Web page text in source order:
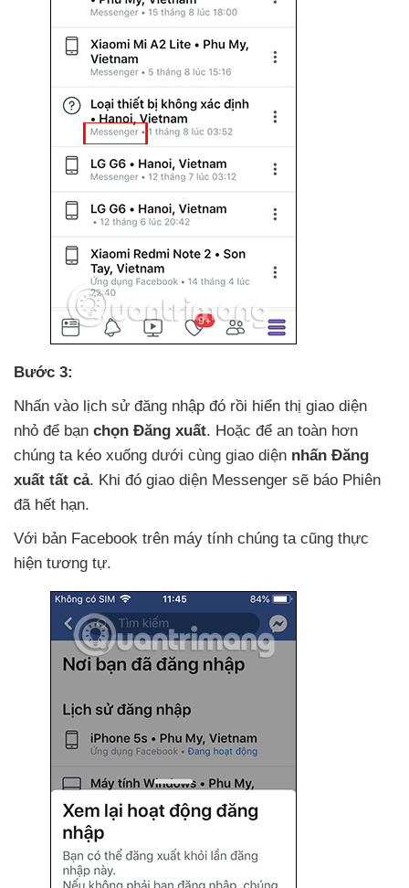
Bước 3:
Nhấn vào lịch sử đăng nhập đó rồi hiển thị giao diện
nhỏ để bạn chọn Đăng xuất. Hoặc để an toàn hơn
chúng ta kéo xuống dưới cùng giao diện nhấn Đăng
xuất tất cả. Khi đó giao diện Messenger sẽ báo Phiên
đã hết hạn.
Với bản Facebook trên máy tính chúng ta cũng thực
hiện tương tự.